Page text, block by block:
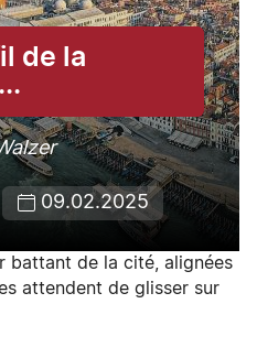
de la
09.02.2025
battant de la cité, alignées
attendent de glisser sur